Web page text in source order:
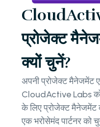
प्रोजेक्ट
क्यों चुनें?
अपनी प्रोजेक्ट मैनेजमेंट
CloudActive Labs
के लिए प्रोजेक्ट मैनेजमेंट
एक भरोसेमंद पार्टनर को